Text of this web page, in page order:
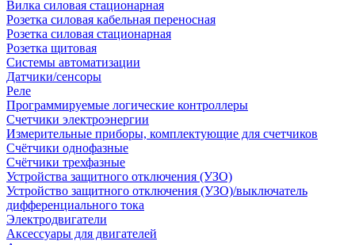
Вилка силовая стационарная
Розетка силовая кабельная переносная
Розетка силовая стационарная
Розетка щитовая
Системы автоматизации
Датчики/сенсоры
Реле
Программируемые логические контроллеры
Счетчики электроэнергии
Измерительные приборы, комплектующие для счетчиков
Счётчики однофазные
Счётчики трехфазные
Устройства защитного отключения (УЗО)
Устройство защитного отключения (УЗО)/выключатель
дифференциального тока
Электродвигатели
Аксессуары для двигателей